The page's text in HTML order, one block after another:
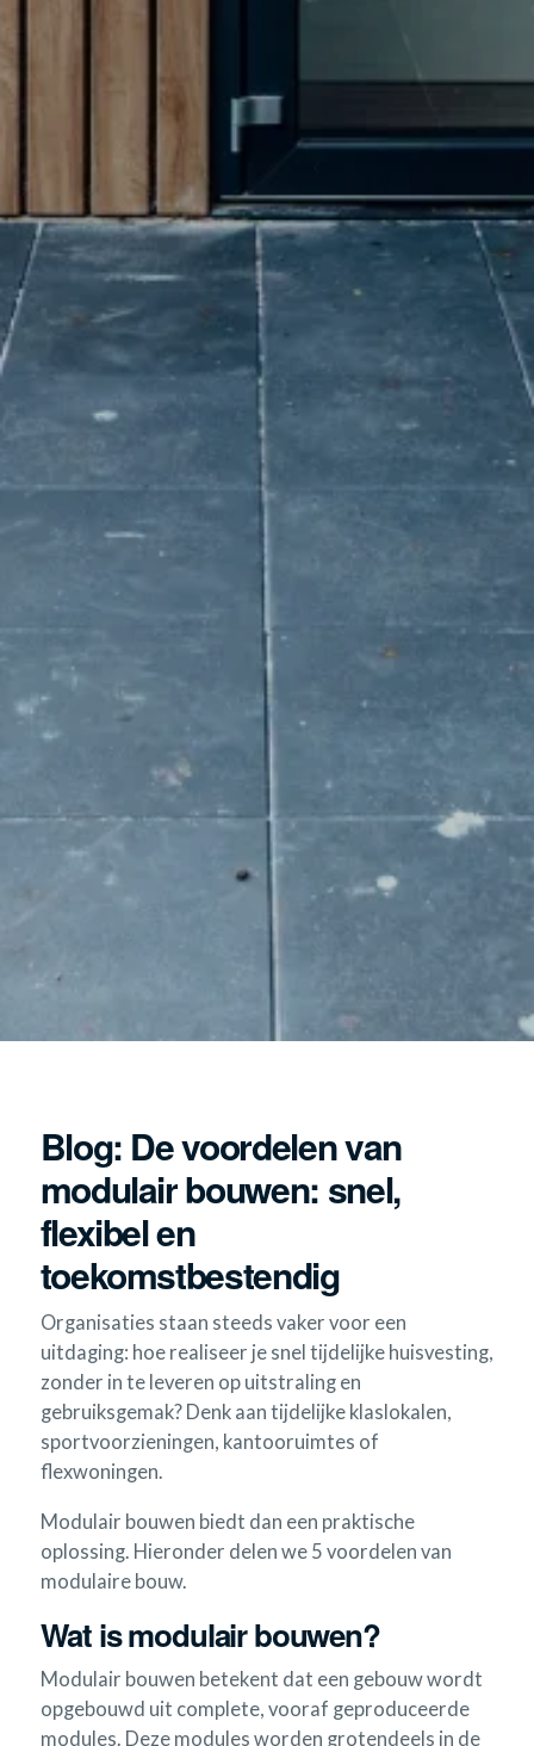
Blog: De voordelen van
modulair bouwen: snel,
flexibel en
toekomstbestendig
Organisaties staan steeds vaker voor een
uitdaging: hoe realiseer je snel tijdelijke huisvesting,
zonder in te leveren op uitstraling en
gebruiksgemak? Denk aan tijdelijke klaslokalen,
sportvoorzieningen, kantooruimtes of
flexwoningen.
Modulair bouwen biedt dan een praktische
oplossing. Hieronder delen we 5 voordelen van
modulaire bouw.
Wat is modulair bouwen?
Modulair bouwen betekent dat een gebouw wordt
opgebouwd uit complete, vooraf geproduceerde
modules. Deze modules worden grotendeels in de